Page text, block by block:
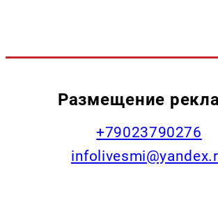
Размещение
+79023790276